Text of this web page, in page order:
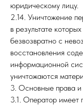
юридическому лицу.
2.14. Уничтожение
в результате
безвозвратно с
восстановления
информационной
уничтожаются
3. Основные права
3.1. Оператор имеет